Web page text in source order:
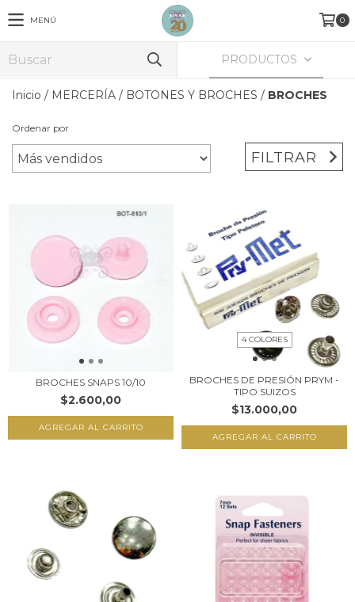
MENÚ 0
PRODUCTOS
Inicio / MERCERÍA / BOTONES Y BROCHES / BROCHES
Ordenar por
FILTRAR
BROCHES SNAPS 10/10
$2.600,00
AGREGAR AL CARRITO
4 COLORES
BROCHES DE PRESIÓN PRYM -
TIPO SUIZOS
$13.000,00
AGREGAR AL CARRITO